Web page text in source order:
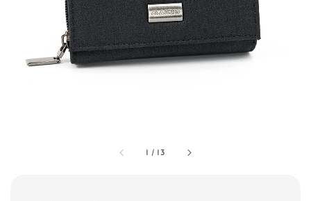
1 / 13